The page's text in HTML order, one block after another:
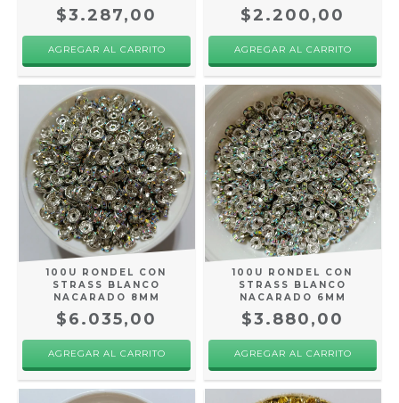
$3.287,00 $2.200,00
100U RONDEL CON
STRASS BLANCO
NACARADO 8MM
$6.035,00
100U RONDEL CON
STRASS BLANCO
NACARADO 6MM
$3.880,00